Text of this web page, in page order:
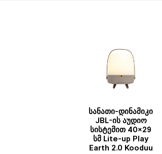
სანათი-დინამიკი
JBL-ის აუდიო
სისტემით 40×29
სმ Lite-up Play
Earth 2.0 Kooduu